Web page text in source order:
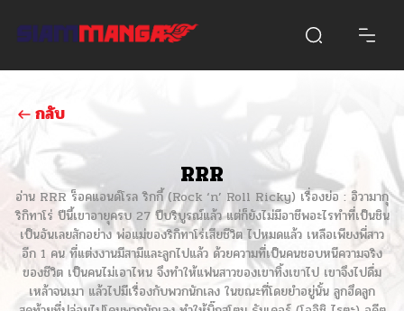
กลับ
RRR
อ่าน RRR ร็อคแอนด์โรล ริกกี้ (Rock ‘n’ Roll Ricky) เรื่องย่อ : อิวามากุ
ริกิทาโร่ ปีนี้เขาอายุครบ 27 ปีบริบูรณ์แล้ว แต่ก็ยังไม่มีอาชีพอะไรทำที่เป็นชิน
เป็นอันเลยสักอย่าง พ่อแม่ของริกิทาโร่เสียชีวิต ไปหมดแล้ว เหลือเพียงพี่สาว
อีก 1 คน ที่แต่งงานมีสามีและลูกไปแล้ว ด้วยความที่เป็นคนชอบหนีความจริง
ของชีวิต เป็นคนไม่เอาไหน จึงทำให้แฟนสาวของเขาทิ้งเขาไป เขาจึงไปดื่ม
เหล้าจนเมา แล้วไปมีเรื่องกับพวกนักเลง ในขณะที่โดยยำอยู่นั้น ลูกฮึดลูก